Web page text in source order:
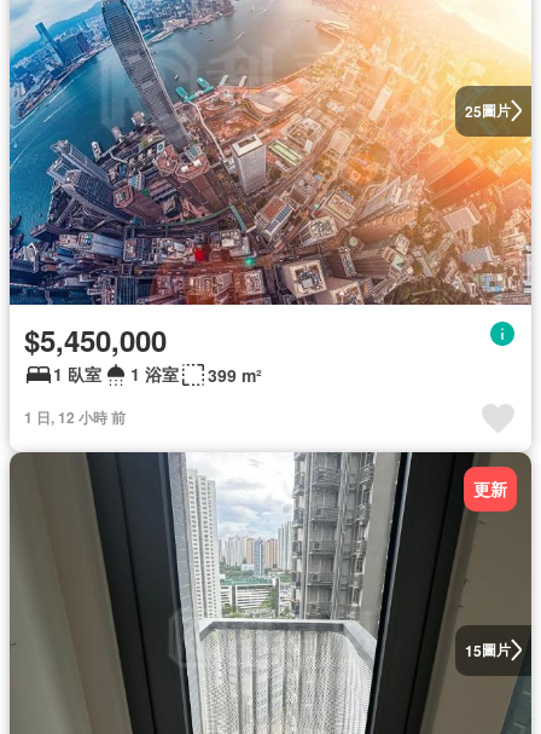
25圖片
$5,450,000
1 臥室 1 浴室 399 m²
1 日, 12 小時 前
15圖片
更新